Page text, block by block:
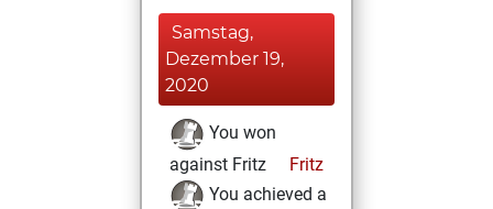
Samstag,
Dezember 19,
2020
You won
against Fritz
Fritz
You achieved a